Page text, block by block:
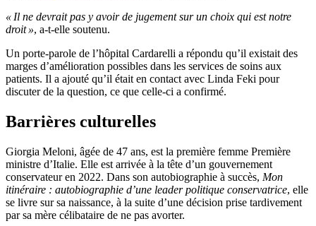
« Il ne devrait pas y avoir de jugement sur un choix qui est notre
droit », a-t-elle soutenu.
Un porte-parole de l’hôpital Cardarelli a répondu qu’il existait des
marges d’amélioration possibles dans les services de soins aux
patients. Il a ajouté qu’il était en contact avec Linda Feki pour
discuter de la question, ce que celle-ci a confirmé.
Barrières culturelles
Giorgia Meloni, âgée de 47 ans, est la première femme Première
ministre d’Italie. Elle est arrivée à la tête d’un gouvernement
conservateur en 2022. Dans son autobiographie à succès, Mon
itinéraire : autobiographie d’une leader politique conservatrice, elle
se livre sur sa naissance, à la suite d’une décision prise tardivement
par sa mère célibataire de ne pas avorter.